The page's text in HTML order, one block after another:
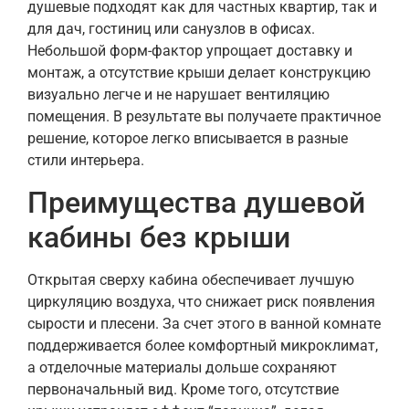
душевые подходят как для частных квартир, так и
для дач, гостиниц или санузлов в офисах.
Небольшой форм-фактор упрощает доставку и
монтаж, а отсутствие крыши делает конструкцию
визуально легче и не нарушает вентиляцию
помещения. В результате вы получаете практичное
решение, которое легко вписывается в разные
стили интерьера.
Преимущества душевой
кабины без крыши
Открытая сверху кабина обеспечивает лучшую
циркуляцию воздуха, что снижает риск появления
сырости и плесени. За счет этого в ванной комнате
поддерживается более комфортный микроклимат,
а отделочные материалы дольше сохраняют
первоначальный вид. Кроме того, отсутствие